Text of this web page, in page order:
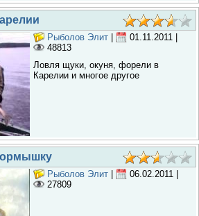
Рыболов Элит 01.11.2011
48813
Ловля щуки, окуня, форели в
Карелии и многое другое
Рыболов Элит 06.02.2011
27809